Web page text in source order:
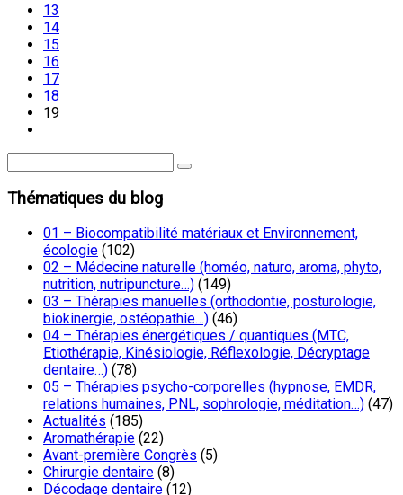
13
14
15
16
17
18
19
Thématiques du blog
01 – Biocompatibilité matériaux et Environnement,
écologie (102)
02 – Médecine naturelle (homéo, naturo, aroma, phyto,
nutrition, nutripuncture…) (149)
03 – Thérapies manuelles (orthodontie, posturologie,
biokinergie, ostéopathie…) (46)
04 – Thérapies énergétiques / quantiques (MTC,
Etiothérapie, Kinésiologie, Réflexologie, Décryptage
dentaire…) (78)
05 – Thérapies psycho-corporelles (hypnose, EMDR,
relations humaines, PNL, sophrologie, méditation…) (47)
Actualités (185)
Aromathérapie (22)
Avant-première Congrès (5)
Chirurgie dentaire (8)
Décodage dentaire (12)